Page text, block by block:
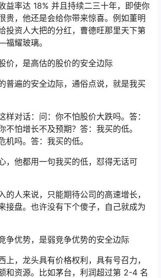
益率达 18% 并且持续二三十年，即使你
贵，他还是会给你带来惊喜。例如董明
投资人大把的分红，曹德旺那里天下第
耀玻璃。
价，是高估的股价的安全边际
普遍的安全边际，通俗点说，就是我买
样对话：问：你不怕股价大跌吗。答：
不怕增长不及预期？答：我买的低。
机吗。答：我买的低。
，他都用一句我买的低，怼得无话可
的人来说，只能期待公司的高速增长，
接盘。也许没有下个傻子，自己就成为
争优势，是弱竞争优势的安全边际
上，龙头具有价格权利，具有号召力，
和资源。比如茅台，利润超过第 2-4 名